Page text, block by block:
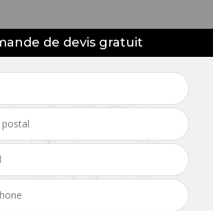
de devis gratuit